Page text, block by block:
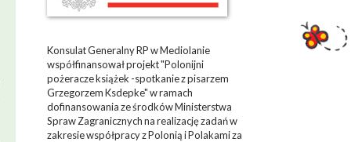
Konsulat Generalny RP w Mediolanie
współfinansował projekt "Polonijni
pożeracze książek -spotkanie z pisarzem
Grzegorzem Ksdepke" w ramach
dofinansowania ze środków Ministerstwa
Spraw Zagranicznych na realizację zadań w
zakresie współpracy z Polonią i Polakami za